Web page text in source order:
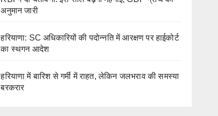
अनुमान जारी
हरियाणा: SC अधिकारियों की पदोन्नति में आरक्षण पर हाईकोर्ट
का स्थगन आदेश
हरियाणा में बारिश से गर्मी में राहत, लेकिन जलभराव की समस्या
बरकरार